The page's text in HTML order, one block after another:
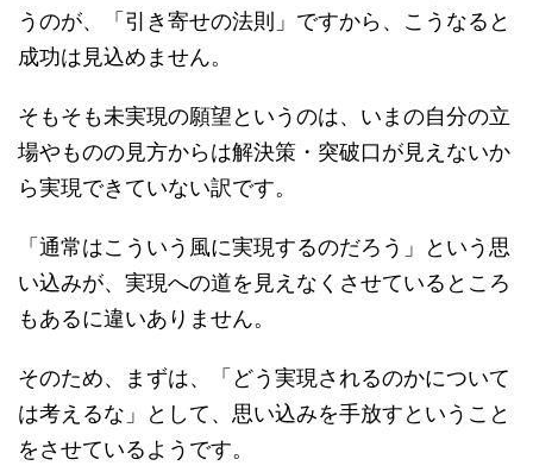
うのが、「引き寄せの法則」ですから、こうなると
成功は見込めません。
そもそも未実現の願望というのは、いまの自分の立
場やものの見方からは解決策・突破口が見えないか
ら実現できていない訳です。
「通常はこういう風に実現するのだろう」という思
い込みが、実現への道を見えなくさせているところ
もあるに違いありません。
そのため、まずは、「どう実現されるのかについて
は考えるな」として、思い込みを手放すということ
をさせているようです。